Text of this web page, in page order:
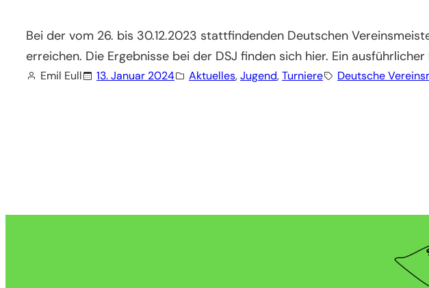
Bei der vom 26. bis 30.12.2023 stattfindenden Deutschen
erreichen. Die Ergebnisse bei der DSJ finden sich hier. Ein
Emil Eull 13. Januar 2024 Aktuelles, Jugend, Turniere Deutsche